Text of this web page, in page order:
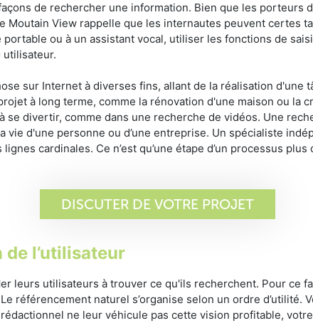
de rechercher une information. Bien que les porteurs
Moutain View rappelle que les internautes peuvent certes
ou à un assistant vocal, utiliser les fonctions de
utilisateur.
sur Internet à diverses fins, allant de la réalisation d'une
à long terme, comme la rénovation d'une maison ou la
divertir, comme dans une recherche de vidéos. Une
vie d'une personne ou d’une entreprise. Un spécialiste
cardinales. Ce n’est qu’une étape d’un processus plus
DISCUTER DE VOTRE PROJET
de l’utilisateur
leurs utilisateurs à trouver ce qu'ils recherchent. Pour ce
référencement naturel s’organise selon un ordre d’utilité.
ne leur véhicule pas cette vision profitable,